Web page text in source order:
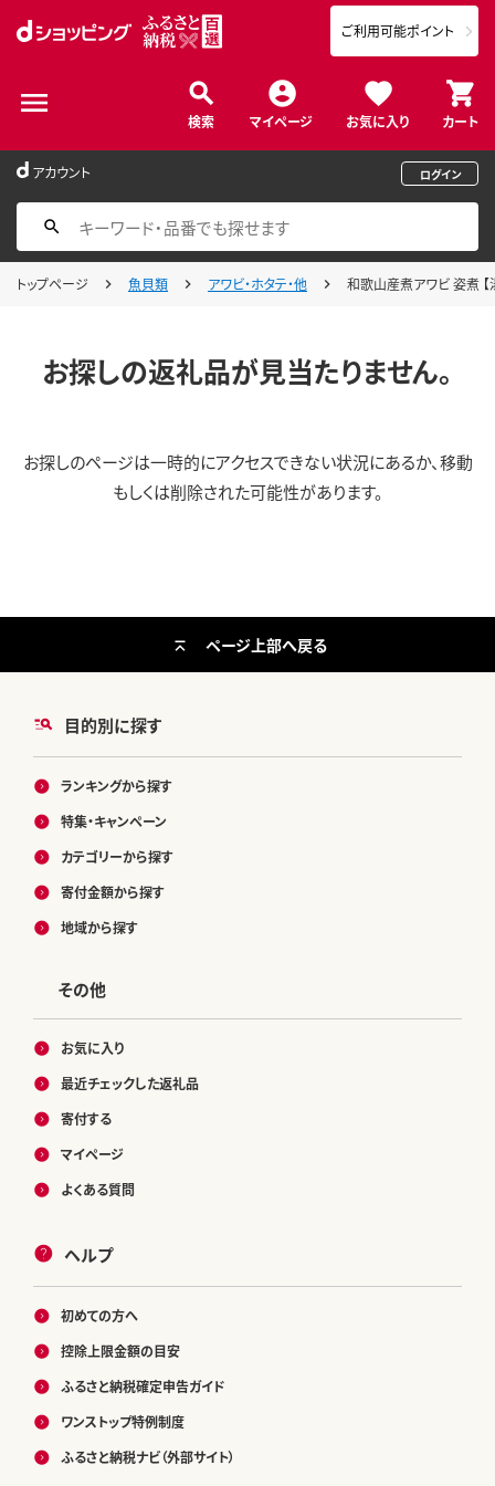
検索 マイページ お気に入り カート
ご利用可能ポイント
アカウント ログイン
トップページ 魚貝類 アワビ・ホタテ・他 和歌山産煮アワビ 姿煮
お探しの返礼品が見当たりません。
お探しのページは一時的にアクセスできない状況にあるか、移動
もしくは削除された可能性があります。
目的別に探す
ランキングから探す
特集・キャンペーン
カテゴリーから探す
寄付金額から探す
地域から探す
その他
お気に入り
最近チェックした返礼品
寄付する
マイページ
よくある質問
ヘルプ
初めての方へ
控除上限金額の目安
ふるさと納税確定申告ガイド
ワンストップ特例制度
ふるさと納税ナビ（外部サイト）
ページ上部へ戻る